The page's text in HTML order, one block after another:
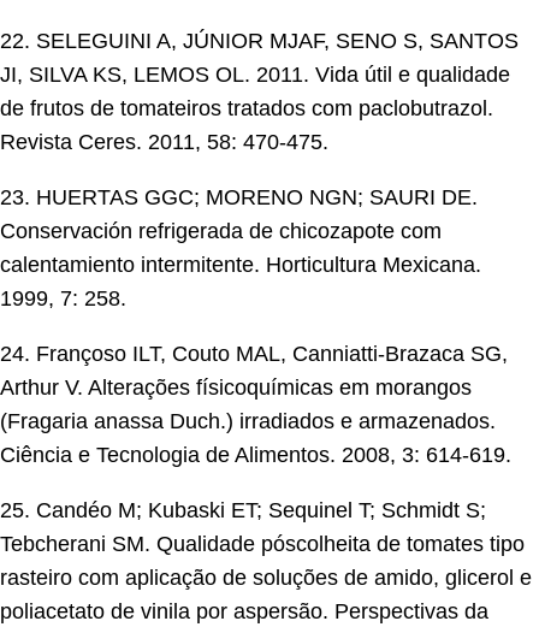
22. SELEGUINI A, JÚNIOR MJAF, SENO S, SANTOS
JI, SILVA KS, LEMOS OL. 2011. Vida útil e qualidade
de frutos de tomateiros tratados com paclobutrazol.
Revista Ceres. 2011, 58: 470-475.
23. HUERTAS GGC; MORENO NGN; SAURI DE.
Conservación refrigerada de chicozapote com
calentamiento intermitente. Horticultura Mexicana.
1999, 7: 258.
24. Françoso ILT, Couto MAL, Canniatti-Brazaca SG,
Arthur V. Alterações físicoquímicas em morangos
(Fragaria anassa Duch.) irradiados e armazenados.
Ciência e Tecnologia de Alimentos. 2008, 3: 614-619.
25. Candéo M; Kubaski ET; Sequinel T; Schmidt S;
Tebcherani SM. Qualidade póscolheita de tomates tipo
rasteiro com aplicação de soluções de amido, glicerol e
poliacetato de vinila por aspersão. Perspectivas da